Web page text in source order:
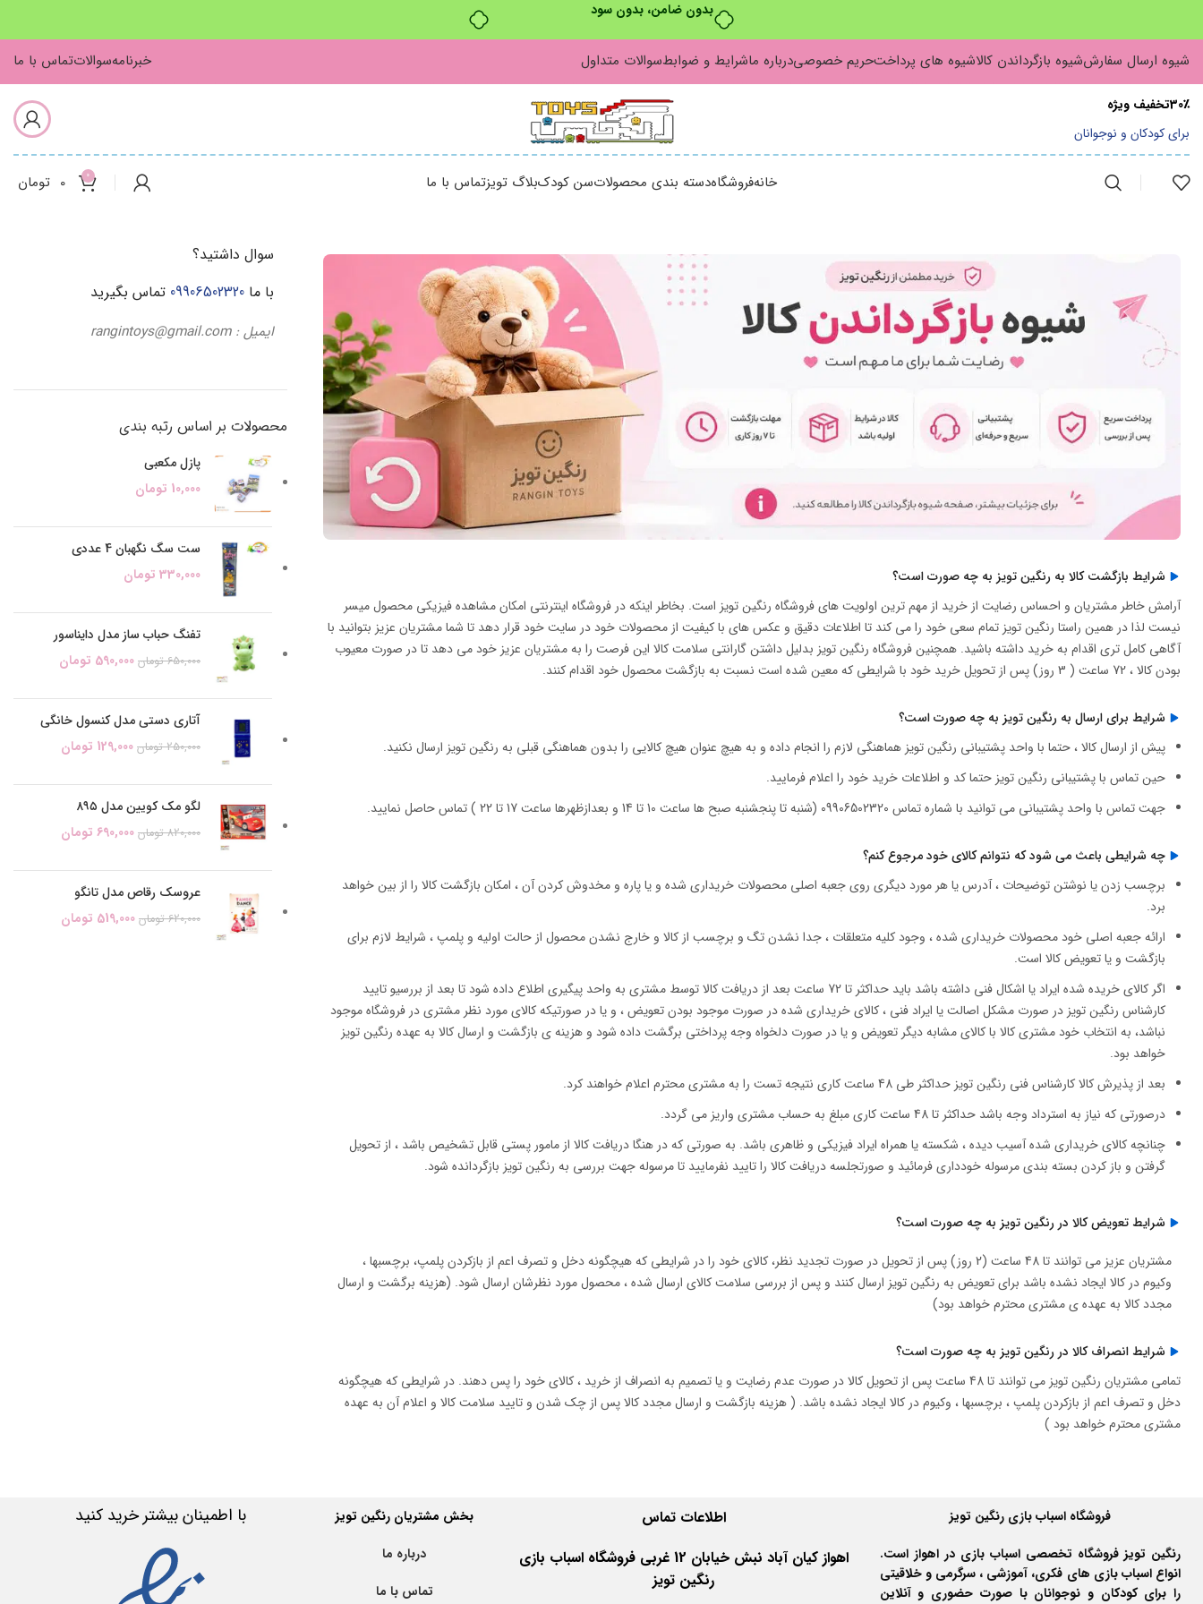
بدون ضامن، بدون سود
شیوه ارسال سفارششیوه بازگرداندن کالاشیوه های پرداختحریم خصوصیدرباره ماشرایط و ضوابطسوالات متداول خبرنامهسوالاتتماس با ما
30٪تخفیف ویژه
برای کودکان و نوجوانان
خانهفروشگاهدسته بندی محصولاتسن کودکبلاگ تویزتماس با ما 0
0 تومان
شرایط بازگشت کالا به رنگین تویز به چه صورت است؟
آرامش خاطر مشتریان و احساس رضایت از خرید از مهم ترین اولویت های فروشگاه رنگین تویز است. بخاطر اینکه در فروشگاه اینترنتی امکان مشاهده فیزیکی محصول میسر
نیست لذا در همین راستا رنگین تویز تمام سعی خود را می کند تا اطلاعات دقیق و عکس های با کیفیت از محصولات خود در سایت خود قرار دهد تا شما مشتریان عزیز بتوانید با
آگاهی کامل تری اقدام به خرید داشته باشید. همچنین فروشگاه رنگین تویز بدلیل داشتن گارانتی سلامت کالا این فرصت را به مشتریان عزیز خود می دهد تا در صورت معیوب
بودن کالا ، 72 ساعت ( 3 روز) پس از تحویل خرید خود با شرایطی که معین شده است نسبت به بازگشت محصول خود اقدام کنند.
شرایط برای ارسال به رنگین تویز به چه صورت است؟
پیش از ارسال کالا ، حتما با واحد پشتیبانی رنگین تویز هماهنگی لازم را انجام داده و به هیچ عنوان هیچ کالایی را بدون هماهنگی قبلی به رنگین تویز ارسال نکنید.
حین تماس با پشتیبانی رنگین تویز حتما کد و اطلاعات خرید خود را اعلام فرمایید.
جهت تماس با واحد پشتیبانی می توانید با شماره تماس 09906502320 (شنبه تا پنجشنبه صبح ها ساعت 10 تا 14 و بعدازظهرها ساعت 17 تا 22 ) تماس حاصل نمایید.
چه شرایطی باعث می شود که نتوانم کالای خود مرجوع کنم؟
برچسب زدن یا نوشتن توضیحات ، آدرس یا هر مورد دیگری روی جعبه اصلی محصولات خریداری شده و یا پاره و مخدوش کردن آن ، امکان بازگشت کالا را از بین خواهد
برد.
ارائه جعبه اصلی خود محصولات خریداری شده ، وجود کلیه متعلقات ، جدا نشدن تگ و برچسب از کالا و خارج نشدن محصول از حالت اولیه و پلمپ ، شرایط لازم برای
بازگشت و یا تعویض کالا است.
اگر کالای خریده شده ایراد یا اشکال فنی داشته باشد باید حداکثر تا 72 ساعت بعد از دریافت کالا توسط مشتری به واحد پیگیری اطلاع داده شود تا بعد از بررسیو تایید
کارشناس رنگین تویز در صورت مشکل اصالت یا ایراد فنی ، کالای خریداری شده در صورت موجود بودن تعویض ، و یا در صورتیکه کالای مورد نظر مشتری در فروشگاه موجود
نباشد، به انتخاب خود مشتری کالا با کالای مشابه دیگر تعویض و یا در صورت دلخواه وجه پرداختی برگشت داده شود و هزینه ی بازگشت و ارسال کالا به عهده رنگین تویز
خواهد بود.
بعد از پذیرش کالا کارشناس فنی رنگین تویز حداکثر طی 48 ساعت کاری نتیجه تست را به مشتری محترم اعلام خواهند کرد.
درصورتی که نیاز به استرداد وجه باشد حداکثر تا 48 ساعت کاری مبلغ به حساب مشتری واریز می گردد.
چنانچه کالای خریداری شده آسیب دیده ، شکسته یا همراه ایراد فیزیکی و ظاهری باشد. به صورتی که در هنگا دریافت کالا از مامور پستی قابل تشخیص باشد ، از تحویل
گرفتن و باز کردن بسته بندی مرسوله خودداری فرمائید و صورتجلسه دریافت کالا را تایید نفرمایید تا مرسوله جهت بررسی به رنگین تویز بازگردانده شود.
شرایط تعویض کالا در رنگین تویز به چه صورت است؟
مشتریان عزیز می توانند تا 48 ساعت (2 روز) پس از تحویل در صورت تجدید نظر، کالای خود را در شرایطی که هیچگونه دخل و تصرف اعم از بازکردن پلمپ، برچسبها ،
وکیوم در کالا ایجاد نشده باشد برای تعویض به رنگین تویز ارسال کنند و پس از بررسی سلامت کالای ارسال شده ، محصول مورد نظرشان ارسال شود. (هزینه برگشت و ارسال
مجدد کالا به عهده ی مشتری محترم خواهد بود)
شرایط انصراف کالا در رنگین تویز به چه صورت است؟
تمامی مشتریان رنگین تویز می توانند تا 48 ساعت پس از تحویل کالا در صورت عدم رضایت و یا تصمیم به انصراف از خرید ، کالای خود را پس دهند. در شرایطی که هیچگونه
دخل و تصرف اعم از بازکردن پلمپ ، برچسبها ، وکیوم در کالا ایجاد نشده باشد. ( هزینه بازگشت و ارسال مجدد کالا پس از چک شدن و تایید سلامت کالا و اعلام آن به عهده
مشتری محترم خواهد بود )
سوال داشتید؟
با ما 09906502320 تماس بگیرید
ایمیل : rangintoys@gmail.com
محصولات بر اساس رتبه بندی
پازل مکعبی
10,000 تومان
ست سگ نگهبان 4 عددی
330,000 تومان
تفنگ حباب ساز مدل دایناسور
650,000 تومان 590,000 تومان
آتاری دستی مدل کنسول خانگی
250,000 تومان 129,000 تومان
لگو مک کویین مدل ۸۹۵
820,000 تومان 690,000 تومان
عروسک رقاص مدل تانگو
620,000 تومان 519,000 تومان
فروشگاه اسباب بازی رنگین تویز
رنگین تویز فروشگاه تخصصی اسباب بازی در اهواز است.
انواع اسباب بازی های فکری، آموزشی ، سرگرمی و خلاقیتی
را برای کودکان و نوجوانان با صورت حضوری و آنلاین
اطلاعات تماس
اهواز کیان آباد نبش خیابان 12 غربی فروشگاه اسباب بازی
رنگین تویز
بخش مشتریان رنگین تویز
درباره ما
تماس با ما
با اطمینان بیشتر خرید کنید